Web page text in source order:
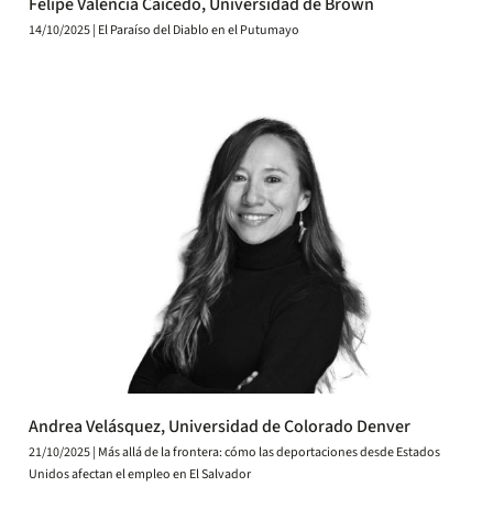
Felipe Valencia Caicedo, Universidad de Brown
14/10/2025 | El Paraíso del Diablo en el Putumayo
Andrea Velásquez, Universidad de Colorado Denver
21/10/2025 | Más allá de la frontera: cómo las deportaciones desde Estados
Unidos afectan el empleo en El Salvador